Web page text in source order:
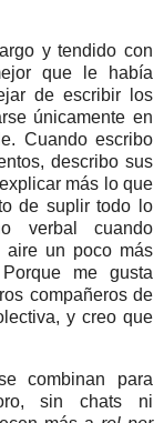
y tendido con
que le había
de escribir los
únicamente en
Cuando escribo
describo sus
más lo que
de suplir todo lo
verbal cuando
aire un poco más
me gusta
compañeros de
y creo que
combinan para
sin chats ni